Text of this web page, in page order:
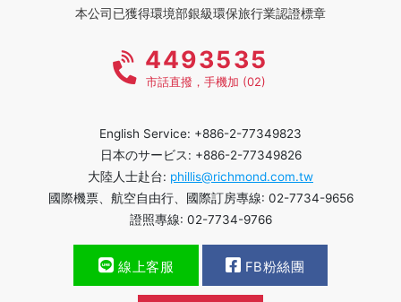
本公司已獲得環境部銀級環保旅行業認證標章
4493535
市話直撥，手機加 (02)
English Service: +886-2-77349823
日本のサービス: +886-2-77349826
大陸人士赴台: phillis@richmond.com.tw
國際機票、航空自由行、國際訂房專線: 02-7734-9656
證照專線: 02-7734-9766
線上客服 FB粉絲團